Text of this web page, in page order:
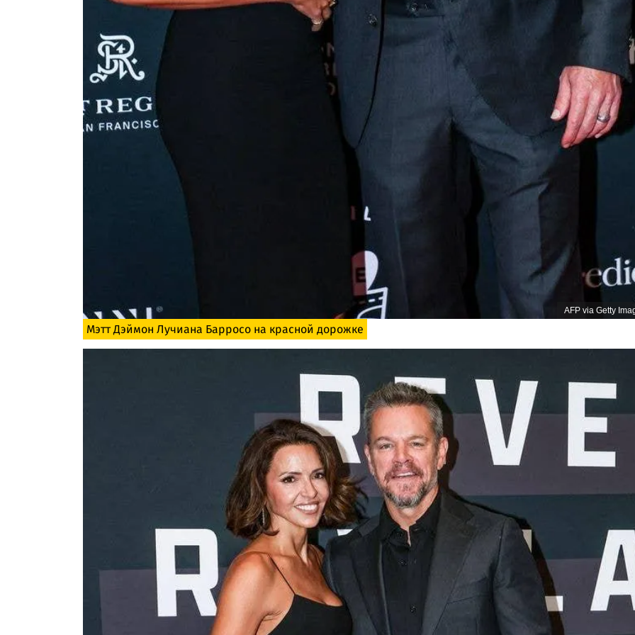
AFP via Getty
Мэтт Дэймон Лучиана Барросо на красной дорожке